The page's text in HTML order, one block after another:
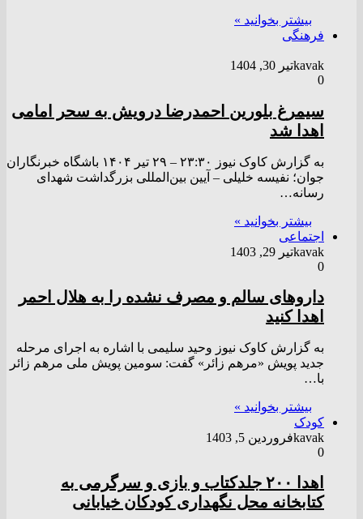
بیشتر بخوانید »
فرهنگی
kavakتیر 30, 1404
0
سیمرغ بلورین احمدرضا درویش به سحر امامی
اهدا شد
به گزارش کاوک نیوز ۲۳:۳۰ – ۲۹ تير ۱۴۰۴ باشگاه خبرنگاران
جوان؛ نفیسه خلیلی – آیین بین‌المللی بزرگداشت شهدای
رسانه…
بیشتر بخوانید »
اجتماعی
kavakتیر 29, 1403
0
داروهای سالم و مصرف نشده را به هلال احمر
اهدا کنید
به گزارش کاوک نیوز وحید سلیمی با اشاره به اجرای مرحله
جدید پویش «مرهم زائر» گفت: سومین پویش ملی مرهم زائر
با…
بیشتر بخوانید »
کودک
kavakفروردین 5, 1403
0
اهدا ۲۰۰ جلدکتاب و بازی و سرگرمی به
کتابخانه محل نگهداری کودکان خیابانی